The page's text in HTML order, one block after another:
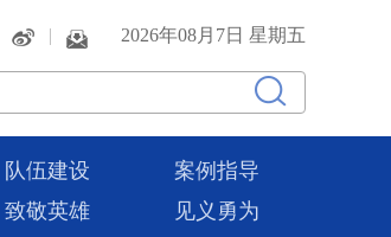
| 2026年08月7日 星期五
队伍建设
案例指导
致敬英雄 见义勇为